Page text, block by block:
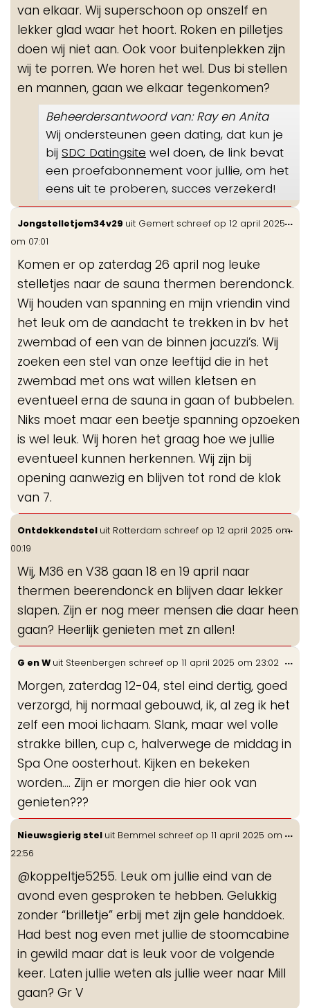
van elkaar. Wij superschoon op onszelf en
lekker glad waar het hoort. Roken en pilletjes
doen wij niet aan. Ook voor buitenplekken zijn
wij te porren. We horen het wel. Dus bi stellen
en mannen, gaan we elkaar tegenkomen?
Beheerdersantwoord van: Ray en Anita
Wij ondersteunen geen dating, dat kun je
bij SDC Datingsite wel doen, de link bevat
een proefabonnement voor jullie, om het
eens uit te proberen, succes verzekerd!
Jongstelletjem34v29 uit Gemert schreef op 12 april 2025
om 07:01
Komen er op zaterdag 26 april nog leuke
stelletjes naar de sauna thermen berendonck.
Wij houden van spanning en mijn vriendin vind
het leuk om de aandacht te trekken in bv het
zwembad of een van de binnen jacuzzi’s. Wij
zoeken een stel van onze leeftijd die in het
zwembad met ons wat willen kletsen en
eventueel erna de sauna in gaan of bubbelen.
Niks moet maar een beetje spanning opzoeken
is wel leuk. Wij horen het graag hoe we jullie
eventueel kunnen herkennen. Wij zijn bij
opening aanwezig en blijven tot rond de klok
van 7.
...
Ontdekkendstel uit Rotterdam schreef op 12 april 2025 om
00:19
Wij, M36 en V38 gaan 18 en 19 april naar
thermen beerendonck en blijven daar lekker
slapen. Zijn er nog meer mensen die daar heen
gaan? Heerlijk genieten met zn allen!
...
G en W uit Steenbergen schreef op 11 april 2025 om 23:02
Morgen, zaterdag 12-04, stel eind dertig, goed
verzorgd, hij normaal gebouwd, ik, al zeg ik het
zelf een mooi lichaam. Slank, maar wel volle
strakke billen, cup c, halverwege de middag in
Spa One oosterhout. Kijken en bekeken
worden.... Zijn er morgen die hier ook van
genieten???
...
Nieuwsgierig stel uit Bemmel schreef op 11 april 2025 om
22:56
@koppeltje5255. Leuk om jullie eind van de
avond even gesproken te hebben. Gelukkig
zonder “brilletje” erbij met zijn gele handdoek.
Had best nog even met jullie de stoomcabine
in gewild maar dat is leuk voor de volgende
keer. Laten jullie weten als jullie weer naar Mill
gaan? Gr V
...